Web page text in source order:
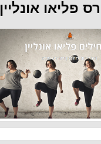
פליאו אונליין